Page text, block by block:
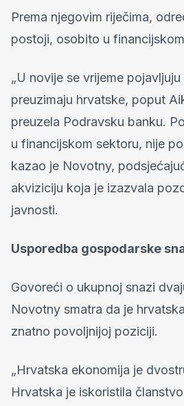
Prema njegovim riječima,
postoji, osobito u
„U novije se vrijeme
preuzimaju hrvatske, poput
preuzela Podravsku banku.
u financijskom sektoru, nije
kazao je Novotny,
akviziciju koja je izazvala
javnosti.
Usporedba gospodarske
Govoreći o ukupnoj snazi
Novotny smatra da je
znatno povoljnijoj poziciji.
„Hrvatska ekonomija je
Hrvatska je iskoristila